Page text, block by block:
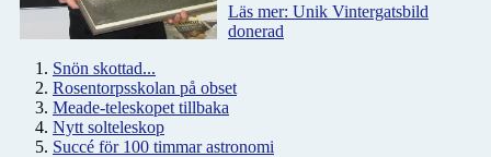
Läs mer: Unik Vintergatsbild
donerad
Snön skottad...
Rosentorpsskolan på obset
Meade-teleskopet tillbaka
Nytt solteleskop
Succé för 100 timmar astronomi